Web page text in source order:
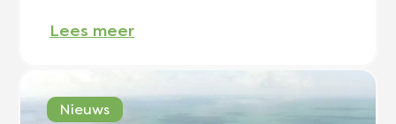
Lees meer
Nieuws